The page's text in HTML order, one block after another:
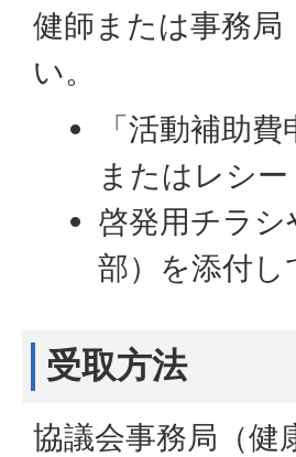
健師または事務局
い。
「活動補助
またはレシ
啓発用チラシ
部）を添付し
受取方法
協議会事務局（健